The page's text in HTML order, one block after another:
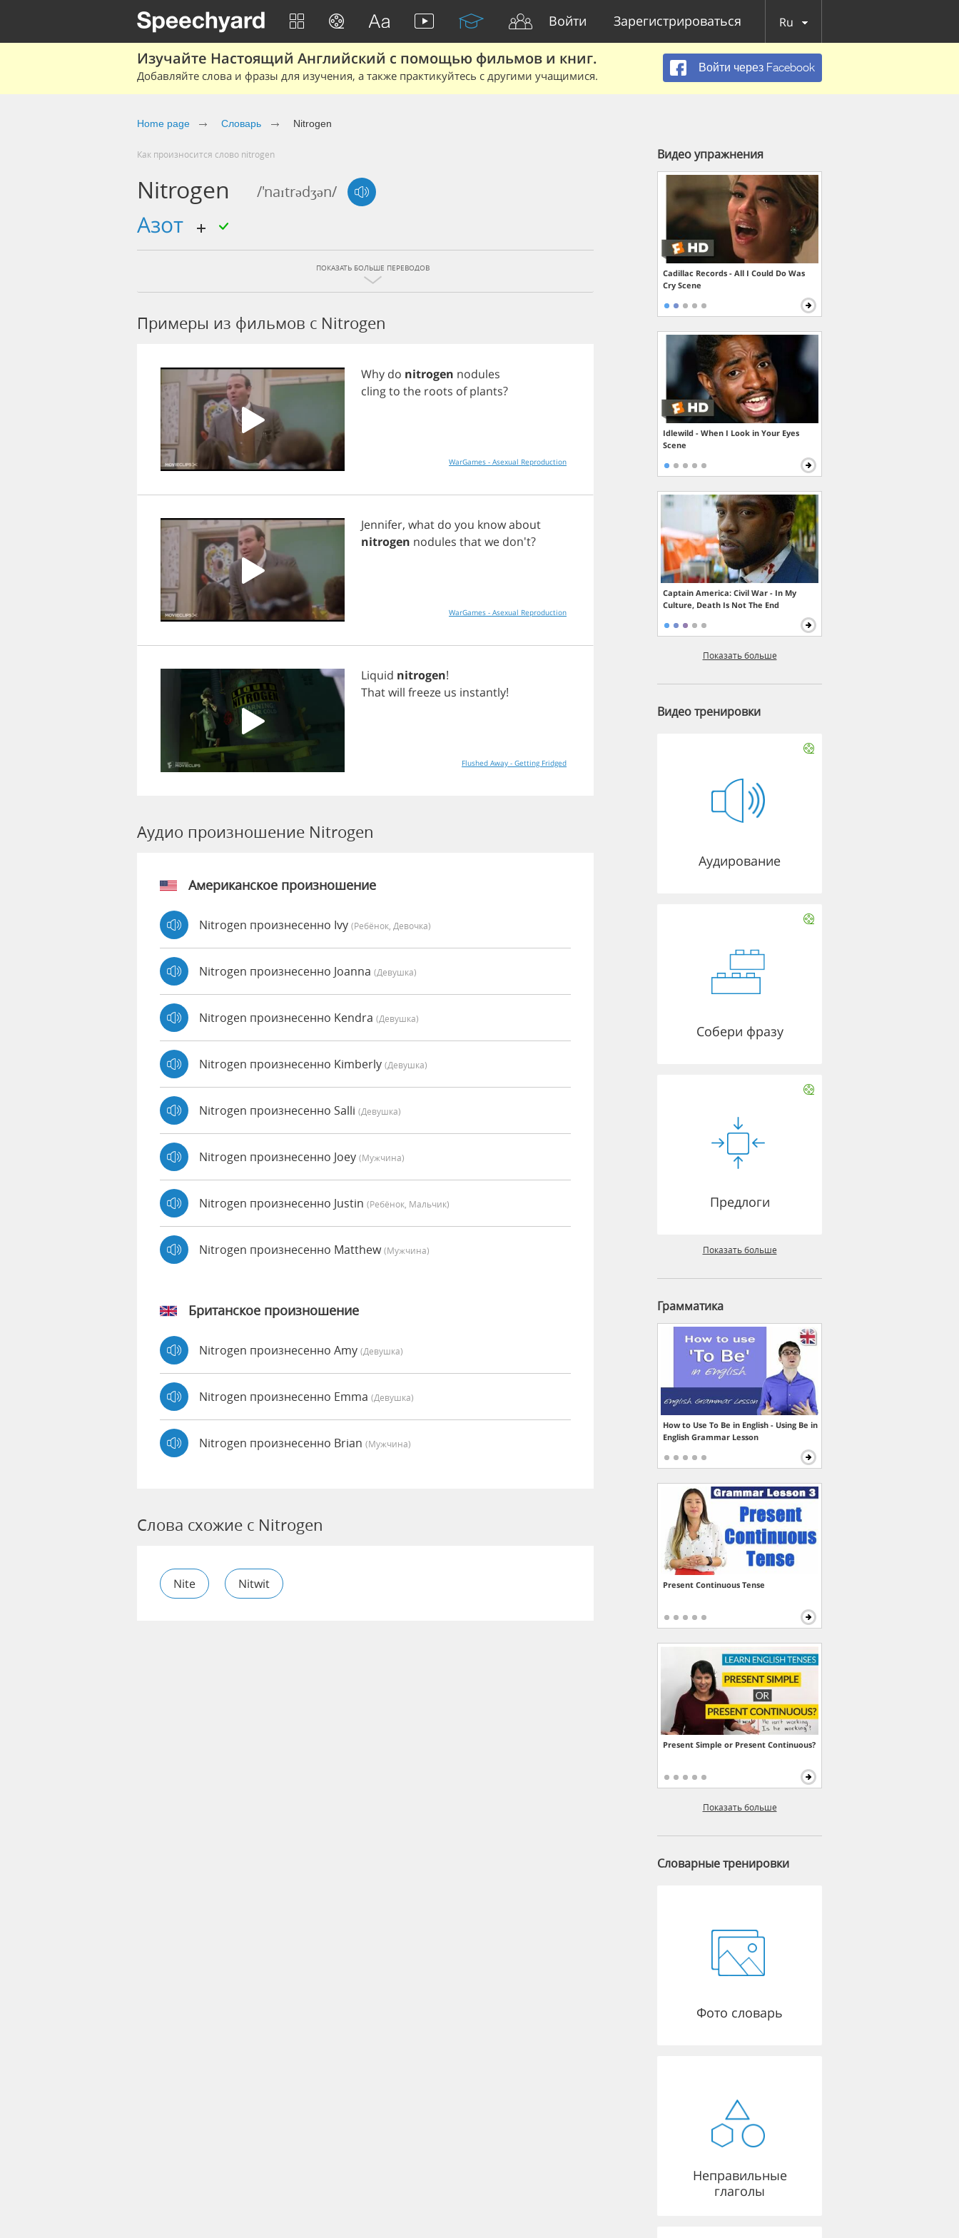
Войти Зарегистрироваться Ru
Изучайте Настоящий Английский с помощью фильмов и книг.
Добавляйте слова и фразы для изучения, а также практикуйтесь с другими учащимися.
Войти через Facebook
Home page Словарь Nitrogen
Как произносится слово nitrogen
Nitrogen /'naɪtrədʒən/
азот
ПОКАЗАТЬ БОЛЬШЕ ПЕРЕВОДОВ
Примеры из фильмов c Nitrogen
Why do nitrogen nodules
clingto the roots of plants?
WarGames - Asexual Reproduction
Jennifer, what do you knowabout
nitrogen nodules thatwe don't?
WarGames - Asexual Reproduction
Liquid nitrogen!
Thatwill freeze us instantly!
Flushed Away - Getting Fridged
Аудио произношение Nitrogen
Американское произношение
Nitrogen произнесенно Ivy (Ребёнок, Девочка)
Nitrogen произнесенно Joanna (девушка)
Nitrogen произнесенно Kendra (девушка)
Nitrogen произнесенно Kimberly (девушка)
Nitrogen произнесенно Salli (девушка)
Nitrogen произнесенно Joey (мужчина)
Nitrogen произнесенно Justin (Ребёнок, Мальчик)
Nitrogen произнесенно Matthew(мужчина)
Британское произношение
Nitrogen произнесенно Amy (девушка)
Nitrogen произнесенно Emma (девушка)
Nitrogen произнесенно Brian (мужчина)
Слова схожие с Nitrogen
Nite Nitwit
Видео упражнения
Cadillac Records - All I Could Do Was
Cry Scene
Idlewild - When I Look in Your Eyes
Scene
Captain America: Civil War - In My
Culture, Death Is Not The End
Показать больше
Видео тренировки
Аудирование
Собери фразу
Предлоги
Показать больше
Грамматика
How to Use To Be in English - Using Be in
English Grammar Lesson
Present Continuous Tense
Present Simple or Present Continuous?
Показать больше
Словарные тренировки
Фото словарь
Неправильные
глаголы